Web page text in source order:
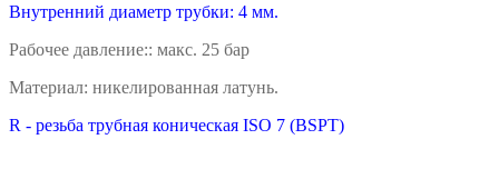
Внутренний диаметр трубки: 4 мм.
Рабочее давление:: макс. 25 бар
Материал: никелированная латунь.
R - резьба трубная коническая ISO 7 (BSPT)